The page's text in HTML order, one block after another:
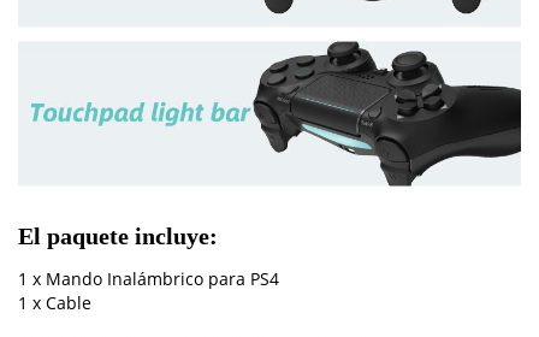
El paquete incluye:
1 x Mando Inalámbrico para PS4
1 x Cable